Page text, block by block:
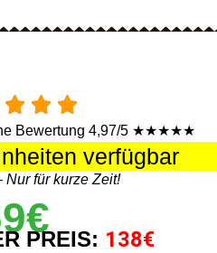
Bewertung 4,97/5 ★★★★★
verfügbar
Nur für kurze Zeit!
PREIS: 138€